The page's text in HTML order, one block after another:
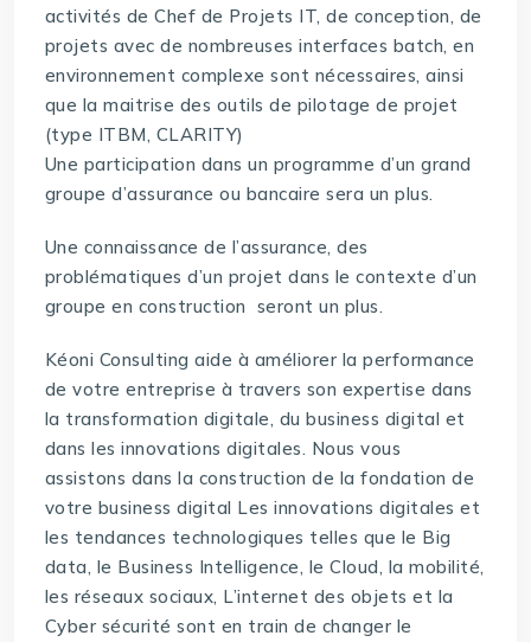
activités de Chef de Projets IT, de conception, de
projets avec de nombreuses interfaces batch, en
environnement complexe sont nécessaires, ainsi
que la maitrise des outils de pilotage de projet
(type ITBM, CLARITY)
Une participation dans un programme d’un grand
groupe d’assurance ou bancaire sera un plus.
Une connaissance de l’assurance, des
problématiques d’un projet dans le contexte d’un
groupe en construction seront un plus.
Kéoni Consulting aide à améliorer la performance
de votre entreprise à travers son expertise dans
la transformation digitale, du business digital et
dans les innovations digitales. Nous vous
assistons dans la construction de la fondation de
votre business digital Les innovations digitales et
les tendances technologiques telles que le Big
data, le Business Intelligence, le Cloud, la mobilité,
les réseaux sociaux, L’internet des objets et la
Cyber sécurité sont en train de changer le